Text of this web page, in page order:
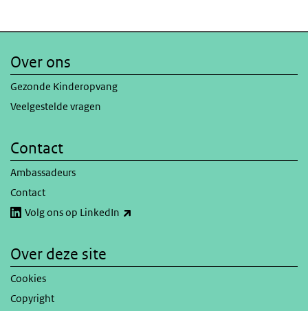
Over ons
Gezonde Kinderopvang
Veelgestelde vragen
Contact
Ambassadeurs
Contact
Volg ons op LinkedIn
Over deze site
Cookies
Copyright